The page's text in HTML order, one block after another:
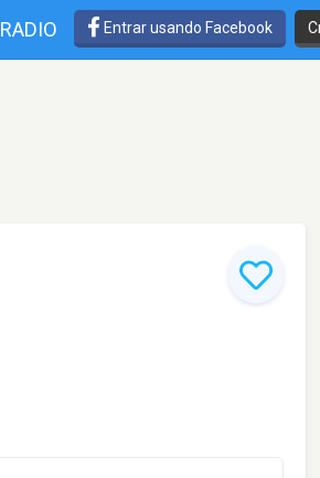
RADIO Entrar usando Facebook